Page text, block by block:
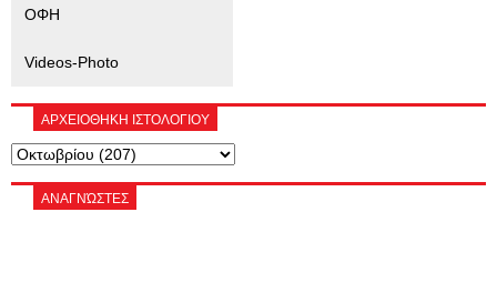
ΟΦΗ
Videos-Photo
ΑΡΧΕΙΟΘΗΚΗ ΙΣΤΟΛΟΓΙΟΥ
ΑΝΑΓΝΏΣΤΕΣ